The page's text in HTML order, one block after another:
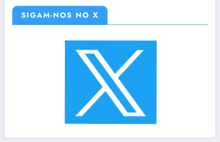
SIGAM-NOS NO X